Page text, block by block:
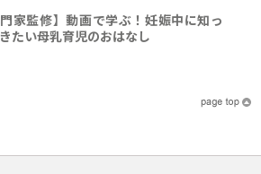
門家監修】動画で学ぶ！妊娠中に知っ
たい母乳育児のおはなし